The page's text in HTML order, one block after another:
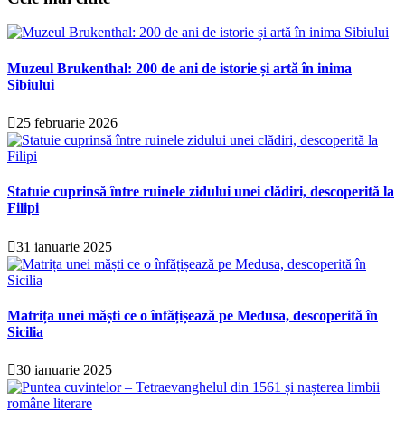
Muzeul Brukenthal: 200 de ani de istorie și artă în inima
Sibiului
25 februarie 2026
Statuie cuprinsă între ruinele zidului unei clădiri, descoperită la
Filipi
31 ianuarie 2025
Matrița unei măști ce o înfățișează pe Medusa, descoperită în
Sicilia
30 ianuarie 2025